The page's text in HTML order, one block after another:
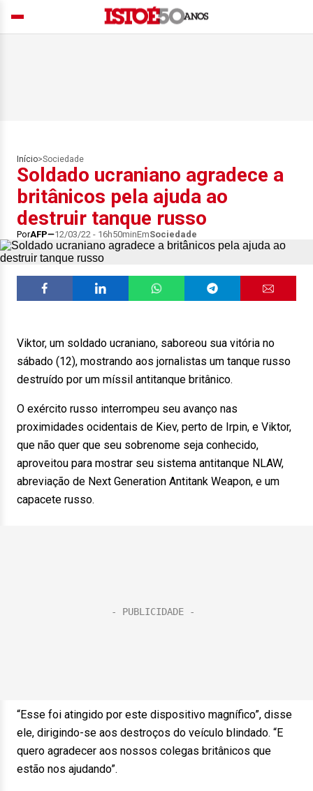
Início>Sociedade
Soldado ucraniano agradece a
britânicos pela ajuda ao
destruir tanque russo
PorAFP 12/03/22 - 16h50minEmSociedade
Viktor, um soldado ucraniano, saboreou sua vitória no
sábado (12), mostrando aos jornalistas um tanque russo
destruído por um míssil antitanque britânico.
O exército russo interrompeu seu avanço nas
proximidades ocidentais de Kiev, perto de Irpin, e Viktor,
que não quer que seu sobrenome seja conhecido,
aproveitou para mostrar seu sistema antitanque NLAW,
abreviação de Next Generation Antitank Weapon, e um
capacete russo.
“Esse foi atingido por este dispositivo magnífico”, disse
ele, dirigindo-se aos destroços do veículo blindado. “E
quero agradecer aos nossos colegas britânicos que
estão nos ajudando”.